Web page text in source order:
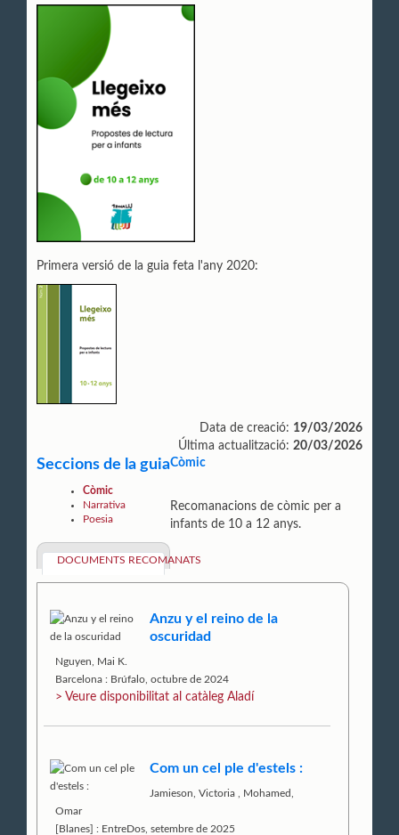
Primera versió de la guia feta l'any 2020:
Data de creació: 19/03/2026
Última actualització: 20/03/2026
Seccions de la guia
Còmic
Narrativa
Poesia
Còmic
Recomanacions de còmic per a
infants de 10 a 12 anys.
DOCUMENTS RECOMANATS
Anzu y el reino de la
oscuridad
Nguyen, Mai K.
Barcelona : Brúfalo, octubre de 2024
> Veure disponibilitat al catàleg Aladí
Com un cel ple d'estels :
Jamieson, Victoria
Mohamed,
Omar
[Blanes] : EntreDos, setembre de 2025